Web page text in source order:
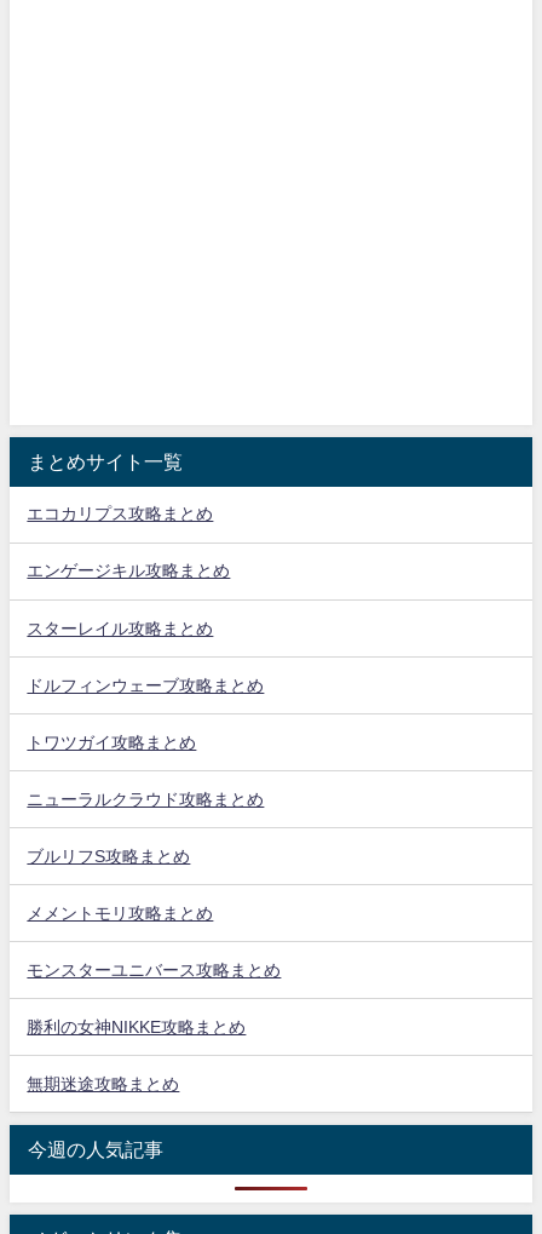
まとめサイト一覧
エコカリプス攻略まとめ
エンゲージキル攻略まとめ
スターレイル攻略まとめ
ドルフィンウェーブ攻略まとめ
トワツガイ攻略まとめ
ニューラルクラウド攻略まとめ
ブルリフS攻略まとめ
メメントモリ攻略まとめ
モンスターユニバース攻略まとめ
勝利の女神NIKKE攻略まとめ
無期迷途攻略まとめ
今週の人気記事